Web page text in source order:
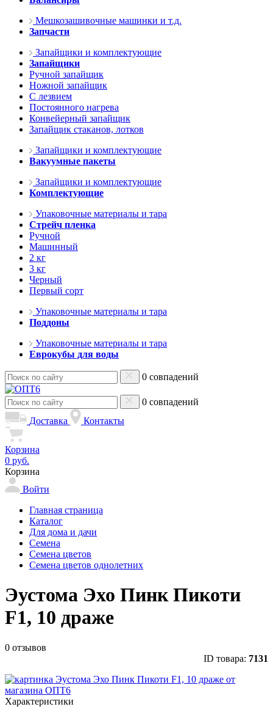
Мешкозашивочные машинки и т.д.
Запчасти
Запайщики и комплектующие
Запайщики
Ручной запайщик
Ножной запайщик
С лезвием
Постоянного нагрева
Конвейерный запайщик
Запайщик стаканов, лотков
Запайщики и комплектующие
Вакуумные пакеты
Запайщики и комплектующие
Комплектующие
Упаковочные материалы и тара
Стрейч пленка
Ручной
Машинный
2 кг
3 кг
Черный
Первый сорт
Упаковочные материалы и тара
Поддоны
Упаковочные материалы и тара
Еврокубы для воды
0 совпадений
0 совпадений
Доставка
Контакты
Корзина
0 руб.
Корзина
Войти
Главная страница
Каталог
Для дома и дачи
Семена
Семена цветов
Семена цветов однолетних
Эустома Эхо Пинк Пикоти
F1, 10 драже
0 отзывов
ID товара: 7131
Характеристики